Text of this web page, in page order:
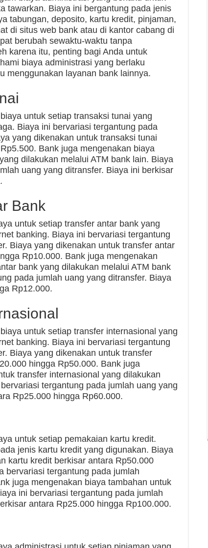
tawarkan. Biaya ini bergantung pada jenis
tabungan, deposito, kartu kredit, pinjaman,
di situs web bank atau di kantor cabang di
berubah sewaktu-waktu tanpa
karena itu, penting bagi Anda untuk
biaya administrasi yang berlaku
menggunakan layanan bank lainnya.
untuk setiap transaksi tunai yang
Biaya ini bervariasi tergantung pada
yang dikenakan untuk transaksi tunai
Bank juga mengenakan biaya
dilakukan melalui ATM bank lain. Biaya
uang yang ditransfer. Biaya ini berkisar
Bank
untuk setiap transfer antar bank yang
banking. Biaya ini bervariasi tergantung
Biaya yang dikenakan untuk transfer antar
Rp10.000. Bank juga mengenakan
bank yang dilakukan melalui ATM bank
pada jumlah uang yang ditransfer. Biaya
Rp12.000.
untuk setiap transfer internasional yang
banking. Biaya ini bervariasi tergantung
Biaya yang dikenakan untuk transfer
hingga Rp50.000. Bank juga
transfer internasional yang dilakukan
tergantung pada jumlah uang yang
Rp25.000 hingga Rp60.000.
untuk setiap pemakaian kartu kredit.
jenis kartu kredit yang digunakan. Biaya
kartu kredit berkisar antara Rp50.000
bervariasi tergantung pada jumlah
juga mengenakan biaya tambahan untuk
ini bervariasi tergantung pada jumlah
antara Rp25.000 hingga Rp100.000.